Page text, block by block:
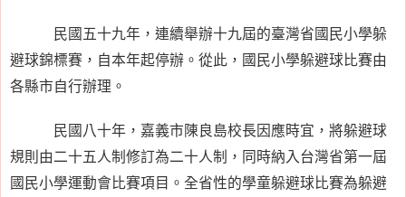
民國五十九年，連續舉辦十九屆的臺灣省國民小學躲
避球錦標賽，自本年起停辦。從此，國民小學躲避球比賽由
各縣市自行辦理。
民國八十年，嘉義市陳良島校長因應時宜，將躲避球
規則由二十五人制修訂為二十人制，同時納入台灣省第一屆
國民小學運動會比賽項目。全省性的學童躲避球比賽為躲避